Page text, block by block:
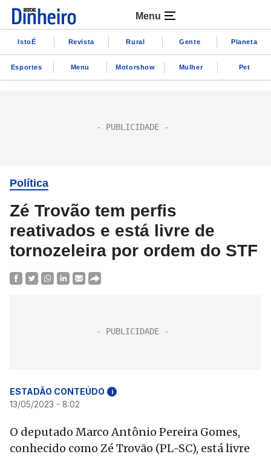
Menu
IstoÉ Revista Rural Gente Planeta
Esportes Menu Motorshow Mulher Pet
Política
Zé Trovão tem perfis
reativados e está livre de
tornozeleira por ordem do STF
ESTADÃO CONTEÚDO i
13/05/2023 - 8:02
O deputado Marco Antônio Pereira Gomes,
conhecido como Zé Trovão (PL-SC), está livre